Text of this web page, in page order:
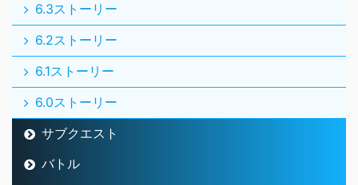
6.3ストーリー
6.2ストーリー
6.1ストーリー
6.0ストーリー
サブクエスト
バトル